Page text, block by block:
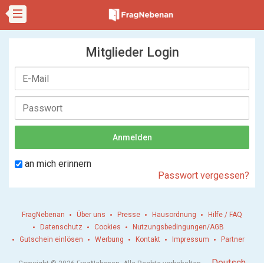
Mitglieder Login
an mich erinnern
Passwort vergessen?
FragNebenan Über uns Presse Hausordnung
Hilfe / FAQ
Datenschutz
Cookies
Nutzungsbedingungen/AGB
Gutschein einlösen
Werbung Kontakt Impressum Partner